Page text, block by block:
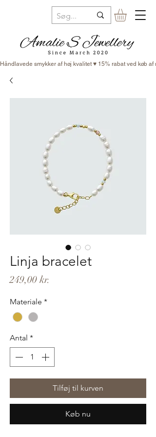
Håndlavede smykker af høj kvalitet ♥ 15% rabat ved køb
Linja bracelet
249,00 kr.
Materiale *
Antal *
Tilføj til kurven
Køb nu